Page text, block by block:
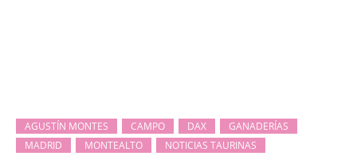
AGUSTÍN MONTES CAMPO DAX
GANADERÍAS
MADRID
MONTEALTO
NOTICIAS TAURINAS